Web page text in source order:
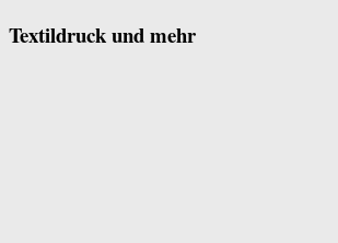
Textildruck und mehr